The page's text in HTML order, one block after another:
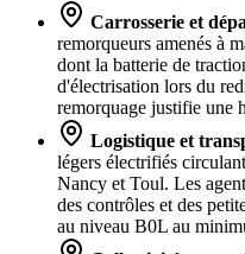
Carrosserie et
remorqueurs amenés à
dont la batterie de
d'électrisation lors du
remorquage justifie une
Logistique et
légers électrifiés
Nancy et Toul. Les
des contrôles et des
au niveau B0L au